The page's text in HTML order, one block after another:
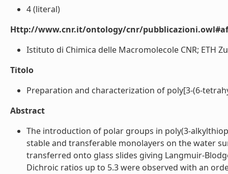
4 (literal)
Http://www.cnr.it/ontology/cnr/
Istituto di Chimica delle Macromolecole CNR; ETH
Titolo
Preparation and characterization of poly[3-(6-
Abstract
The introduction of polar groups in poly(3-
stable and transferable monolayers on the water
transferred onto glass slides giving Langmuir-
Dichroic ratios up to 5.3 were observed with an